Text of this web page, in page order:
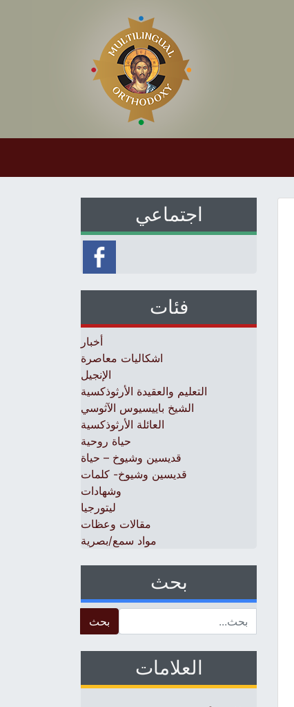
اجتماعي
فئات
أخبار
اشكاليات معاصرة
الإنجيل
التعليم والعقيدة الأرثوذكسية
الشيخ باييسيوس الآثوسي
العائلة الأرثوذكسية
حياة روحية
قديسين وشيوخ – حياة
قديسين وشيوخ- كلمات
وشهادات
ليتورجيا
مقالات وعظات
مواد سمع/بصرية
بحث
العلامات